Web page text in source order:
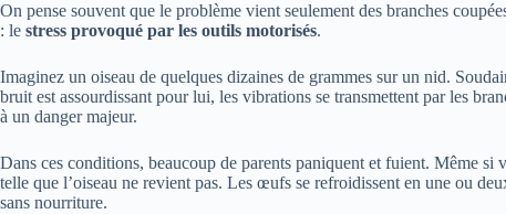
On pense souvent que le problème vient seulement des branches
: le stress provoqué par les outils motorisés.
Imaginez un oiseau de quelques dizaines de grammes sur un nid.
bruit est assourdissant pour lui, les vibrations se transmettent par les
à un danger majeur.
Dans ces conditions, beaucoup de parents paniquent et fuient. Même
telle que l’oiseau ne revient pas. Les œufs se refroidissent en une ou
sans nourriture.